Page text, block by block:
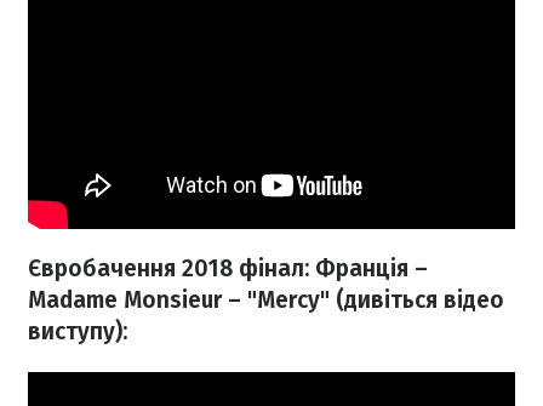
Євробачення 2018 фінал: Франція –
Madame Monsieur – "Mercy" (дивіться відео
виступу):